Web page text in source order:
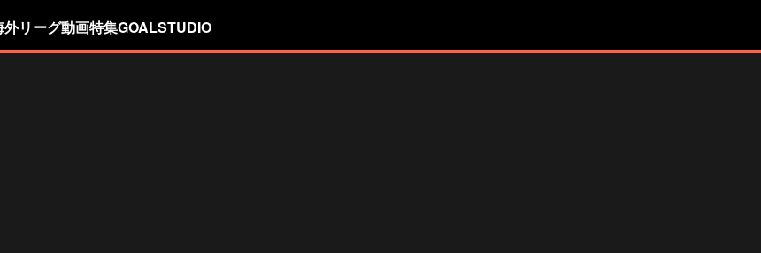
外リーグ動画特集GOALSTUDIO